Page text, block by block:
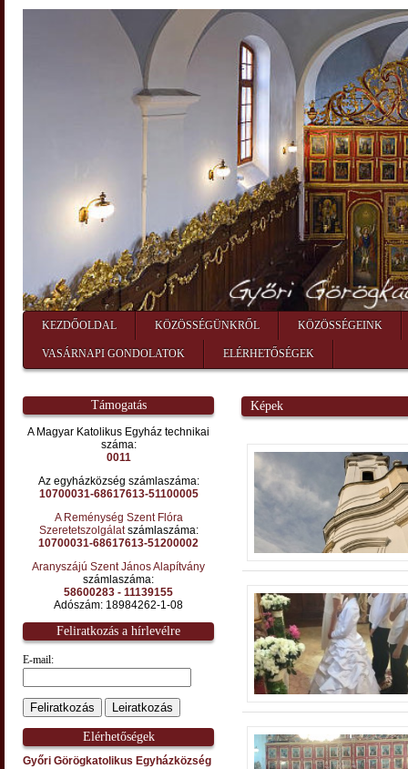
KEZDŐOLDAL KÖZÖSSÉGÜNKRŐL KÖZÖSSÉGEINK
VASÁRNAPI GONDOLATOK ELÉRHETŐSÉGEK
Támogatás
A Magyar Katolikus Egyház technikai
száma:
0011
Az egyházközség számlaszáma:
10700031-68617613-51100005
A Reménység Szent Flóra
Szeretetszolgálatszámlaszáma:
10700031-68617613-51200002
Aranyszájú Szent János Alapítvány
számlaszáma:
58600283 - 11139155
Adószám: 18984262-1-08
Feliratkozás a hírlevélre
E-mail:
Elérhetőségek
Győri Görögkatolikus Egyházközség
Képek